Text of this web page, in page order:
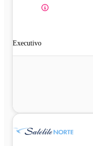
Executivo